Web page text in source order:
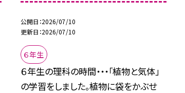
公開日 2026/07/10
更新日 2026/07/10
６年生
６年生の理科の時間・・・「植物と気体」
の学習をしました。植物に袋をかぶせ